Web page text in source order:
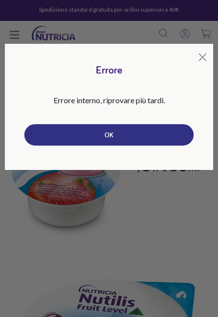
×
Errore
Errore interno, riprovare più tardi.
OK
Spedizione standard gratuita per ordini superiori a 40€